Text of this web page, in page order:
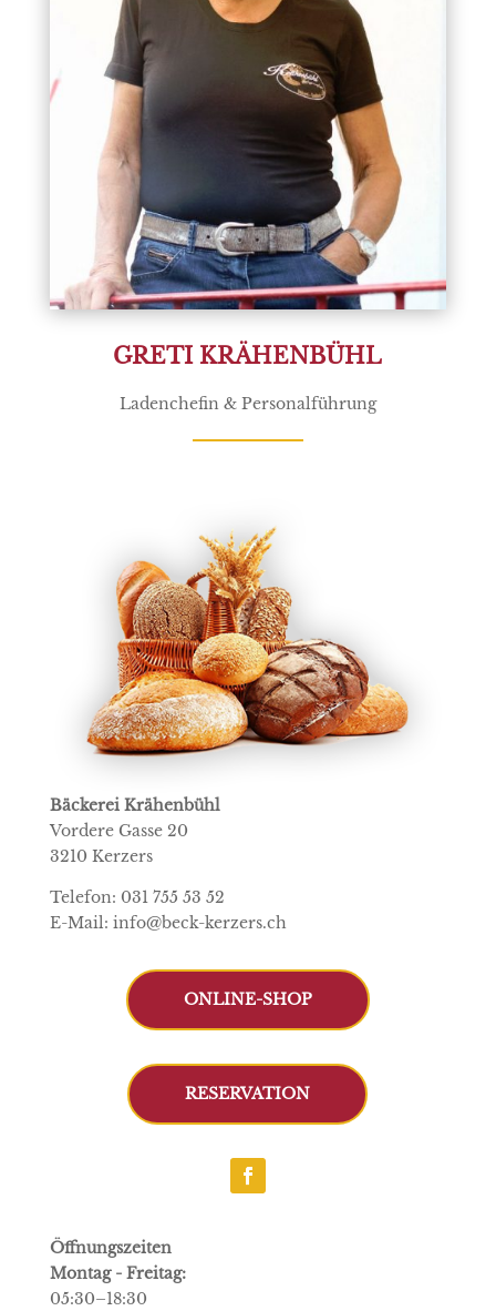
GRETI KRÄHENBÜHL
Ladenchefin & Personalführung
Bäckerei Krähenbühl
Vordere Gasse 20
3210 Kerzers
Telefon: 031 755 53 52
E-Mail: info@beck-kerzers.ch
ONLINE-SHOP
RESERVATION
Öffnungszeiten
Montag - Freitag:
05:30–18:30